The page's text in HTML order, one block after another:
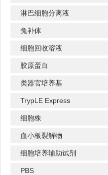
淋巴细胞分离液
兔补体
细胞回收溶液
胶原蛋白
类器官培养基
TrypLE Express
细胞株
血小板裂解物
细胞培养辅助试剂
PBS